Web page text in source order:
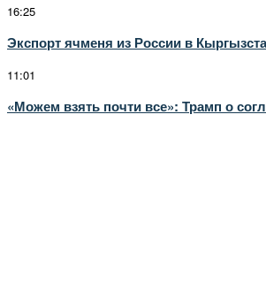
16:25
Экспорт ячменя из России в
11:01
«Можем взять почти все»: Трамп о